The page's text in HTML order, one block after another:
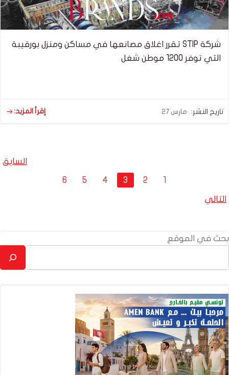
شركة STIP تقرر اغلاق مصانعها في مساكن ومنزل بورقيبة
التي توفر 1200 موطن شغل
تاريخ النشر: مارس 27 إقرأ المزيد:
navigation
السابق
navigation
Page
1
Page
2
Page
3
Page
4
Page
5
Page
6
Posts
التالي
بحث في الموقع